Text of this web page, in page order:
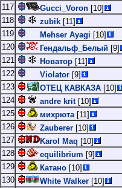
117
Gucci_Voron [10]
118
zubik [11]
119
Mehser Ayagi [10]
120
Гендальф_Белый [9]
121
Новатор [11]
122
Violator [9]
123
ОТЕЦ КАВКАЗА [10]
124
andre krit[10]
125
михрюта[11]
126
Zauberer [10]
127
Karol Maq [10]
128
equilibrium [9]
129
Катано [10]
130
White Walker [10]